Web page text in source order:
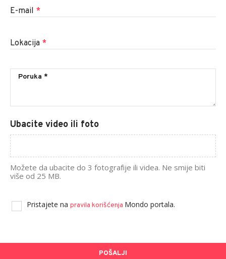
E-mail *
Lokacija *
Ubacite video ili foto
Možete da ubacite do 3 fotografije ili videa. Ne smije biti
više od 25 MB.
Pristajete na pravila korišćenja Mondo portala.
POŠALJI